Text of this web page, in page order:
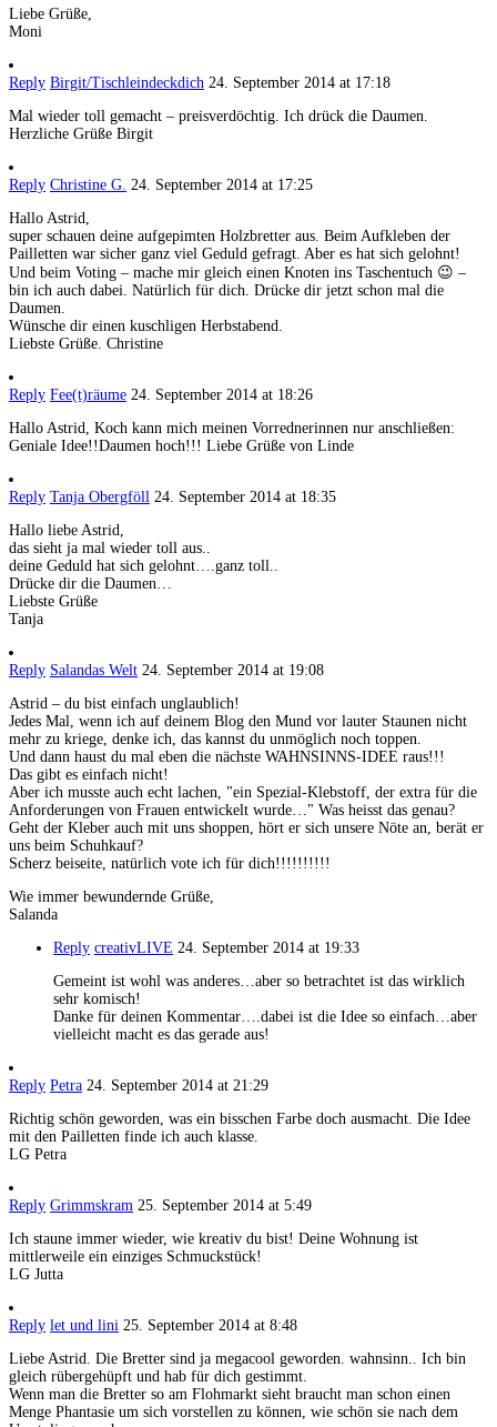
Liebe Grüße,
Moni
Reply Birgit/Tischleindeckdich 24. September 2014 at 17:18
Mal wieder toll gemacht – preisverdöchtig. Ich drück die Daumen.
Herzliche Grüße Birgit
Reply Christine G. 24. September 2014 at 17:25
Hallo Astrid,
super schauen deine aufgepimten Holzbretter aus. Beim Aufkleben der
Pailletten war sicher ganz viel Geduld gefragt. Aber es hat sich gelohnt!
Und beim Voting – mache mir gleich einen Knoten ins Taschentuch 😉 –
bin ich auch dabei. Natürlich für dich. Drücke dir jetzt schon mal die
Daumen.
Wünsche dir einen kuschligen Herbstabend.
Liebste Grüße. Christine
Reply Fee(t)räume 24. September 2014 at 18:26
Hallo Astrid, Koch kann mich meinen Vorrednerinnen nur anschließen:
Geniale Idee!!Daumen hoch!!! Liebe Grüße von Linde
Reply Tanja Obergföll 24. September 2014 at 18:35
Hallo liebe Astrid,
das sieht ja mal wieder toll aus..
deine Geduld hat sich gelohnt….ganz toll..
Drücke dir die Daumen…
Liebste Grüße
Tanja
Reply Salandas Welt 24. September 2014 at 19:08
Astrid – du bist einfach unglaublich!
Jedes Mal, wenn ich auf deinem Blog den Mund vor lauter Staunen nicht
mehr zu kriege, denke ich, das kannst du unmöglich noch toppen.
Und dann haust du mal eben die nächste WAHNSINNS-IDEE raus!!!
Das gibt es einfach nicht!
Aber ich musste auch echt lachen, "ein Spezial-Klebstoff, der extra für die
Anforderungen von Frauen entwickelt wurde…" Was heisst das genau?
Geht der Kleber auch mit uns shoppen, hört er sich unsere Nöte an, berät er
uns beim Schuhkauf?
Scherz beiseite, natürlich vote ich für dich!!!!!!!!!!
Wie immer bewundernde Grüße,
Salanda
Reply creativLIVE 24. September 2014 at 19:33
Gemeint ist wohl was anderes…aber so betrachtet ist das wirklich
sehr komisch!
Danke für deinen Kommentar….dabei ist die Idee so einfach…aber
vielleicht macht es das gerade aus!
Reply Petra 24. September 2014 at 21:29
Richtig schön geworden, was ein bisschen Farbe doch ausmacht. Die Idee
mit den Pailletten finde ich auch klasse.
LG Petra
Reply Grimmskram 25. September 2014 at 5:49
Ich staune immer wieder, wie kreativ du bist! Deine Wohnung ist
mittlerweile ein einziges Schmuckstück!
LG Jutta
Reply let und lini 25. September 2014 at 8:48
Liebe Astrid. Die Bretter sind ja megacool geworden. wahnsinn.. Ich bin
gleich rübergehüpft und hab für dich gestimmt.
Wenn man die Bretter so am Flohmarkt sieht braucht man schon einen
Menge Phantasie um sich vorstellen zu können, wie schön sie nach dem